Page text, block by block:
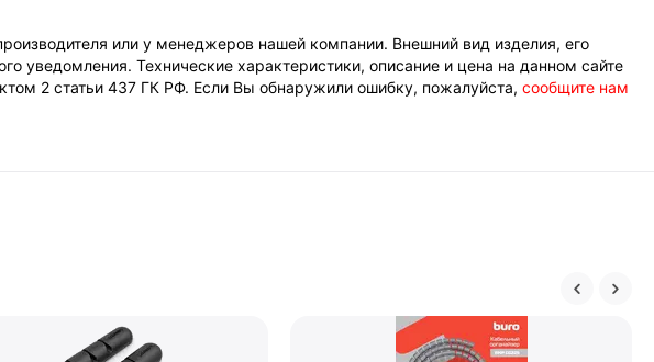
или у менеджеров нашей компании. Внешний вид изделия, его
уведомления. Технические характеристики, описание и цена на данном сайте
2 статьи 437 ГК РФ. Если Вы обнаружили ошибку, пожалуйста, сообщите нам